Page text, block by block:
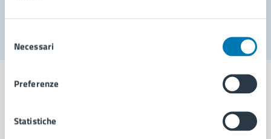
delNecessari
Preferenze
StatisticheComune di Napoli